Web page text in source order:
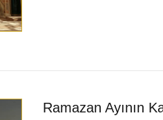
Ramazan Ayının